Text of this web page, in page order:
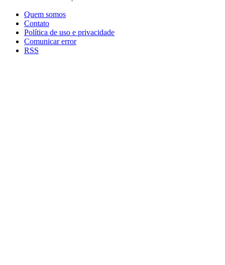
Quem somos
Contato
Política de uso e privacidade
Comunicar error
RSS